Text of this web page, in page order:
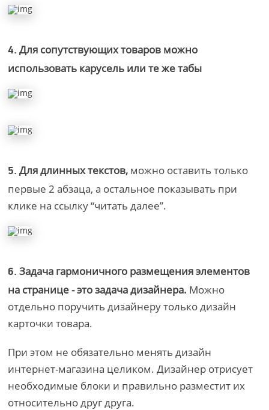
4. Для сопутствующих товаров можно
использовать карусель или те же табы
5. Для длинных текстов, можно оставить только
первые 2 абзаца, а остальное показывать при
клике на ссылку “читать далее”.
6. Задача гармоничного размещения элементов
на странице - это задача дизайнера. Можно
отдельно поручить дизайнеру только дизайн
карточки товара.
При этом не обязательно менять дизайн
интернет-магазина целиком. Дизайнер отрисует
необходимые блоки и правильно разместит их
относительно друг друга.